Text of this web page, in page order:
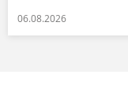
06.08.2026